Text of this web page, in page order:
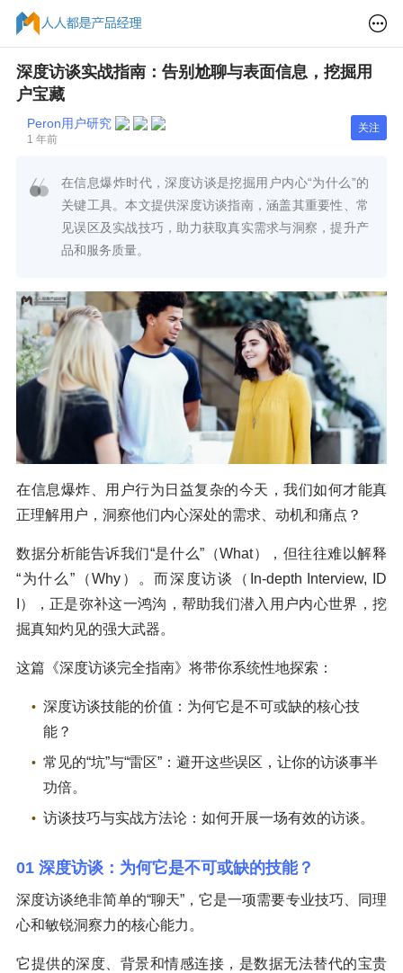
深度访谈实战指南：告别尬聊与表面信息，挖掘用
户宝藏
Peron用户研究
1 年前
关注
在信息爆炸时代，深度访谈是挖掘用户内心“为什么”的
关键工具。本文提供深度访谈指南，涵盖其重要性、常
见误区及实战技巧，助力获取真实需求与洞察，提升产
品和服务质量。
在信息爆炸、用户行为日益复杂的今天，我们如何才能真
正理解用户，洞察他们内心深处的需求、动机和痛点？
数据分析能告诉我们“是什么”（What），但往往难以解释
“为什么”（Why）。而深度访谈（In-depth Interview, ID
I），正是弥补这一鸿沟，帮助我们潜入用户内心世界，挖
掘真知灼见的强大武器。
这篇《深度访谈完全指南》将带你系统性地探索：
深度访谈技能的价值：为何它是不可或缺的核心技
能？
常见的“坑”与“雷区”：避开这些误区，让你的访谈事半
功倍。
访谈技巧与实战方法论：如何开展一场有效的访谈。
01 深度访谈：为何它是不可或缺的技能？
深度访谈绝非简单的“聊天”，它是一项需要专业技巧、同理
心和敏锐洞察力的核心能力。
它提供的深度、背景和情感连接，是数据无法替代的宝贵